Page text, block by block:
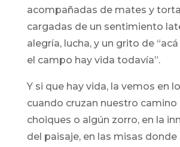
acompañadas de mates y
cargadas de un sentimiento
alegría, lucha, y un grito de
el campo hay vida todavía”.
Y si que hay vida, la vemos en
cuando cruzan nuestro camino
choiques o algún zorro, en la
del paisaje, en las misas